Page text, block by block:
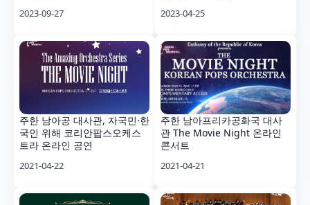
2023-09-27 2023-04-25
주한 남아공 대사관, 자국민·한
국인 위해 코리안팝스오케스
트라 온라인 공연
2021-04-22
주한 남아프리카공화국 대사
관 The Movie Night 온라인
콘서트
2021-04-21